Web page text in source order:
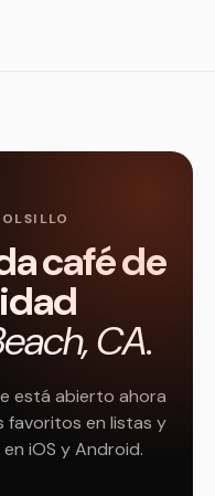
café de
CA.
está abierto ahora
favoritos en listas y
iOS y Android.